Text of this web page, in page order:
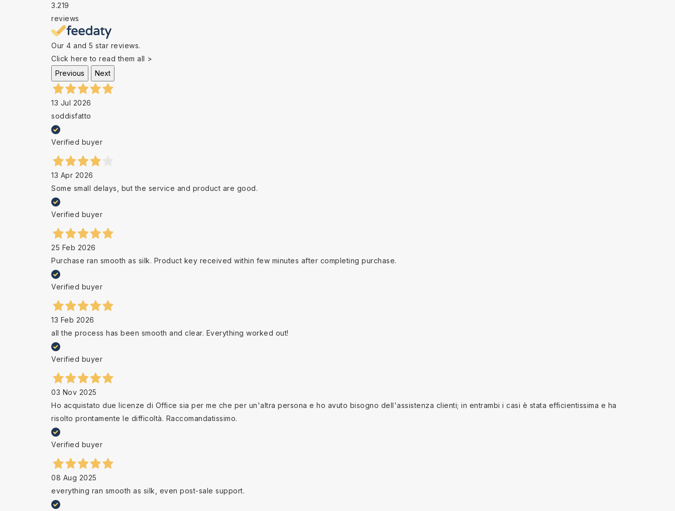
3.219
reviews
Our 4 and 5 star reviews.
Click here to read them all >
Previous
Next
13 Jul 2026
soddisfatto
Verified buyer
13 Apr 2026
Some small delays, but the service and product are good.
Verified buyer
25 Feb 2026
Purchase ran smooth as silk. Product key received within few minutes after completing purchase.
Verified buyer
13 Feb 2026
all the process has been smooth and clear. Everything worked out!
Verified buyer
03 Nov 2025
Ho acquistato due licenze di Office sia per me che per un'altra persona e ho avuto bisogno dell'assistenza clienti; in entrambi i casi è stata efficientissima e ha
risolto prontamente le difficoltà. Raccomandatissimo.
Verified buyer
08 Aug 2025
everything ran smooth as silk, even post-sale support.